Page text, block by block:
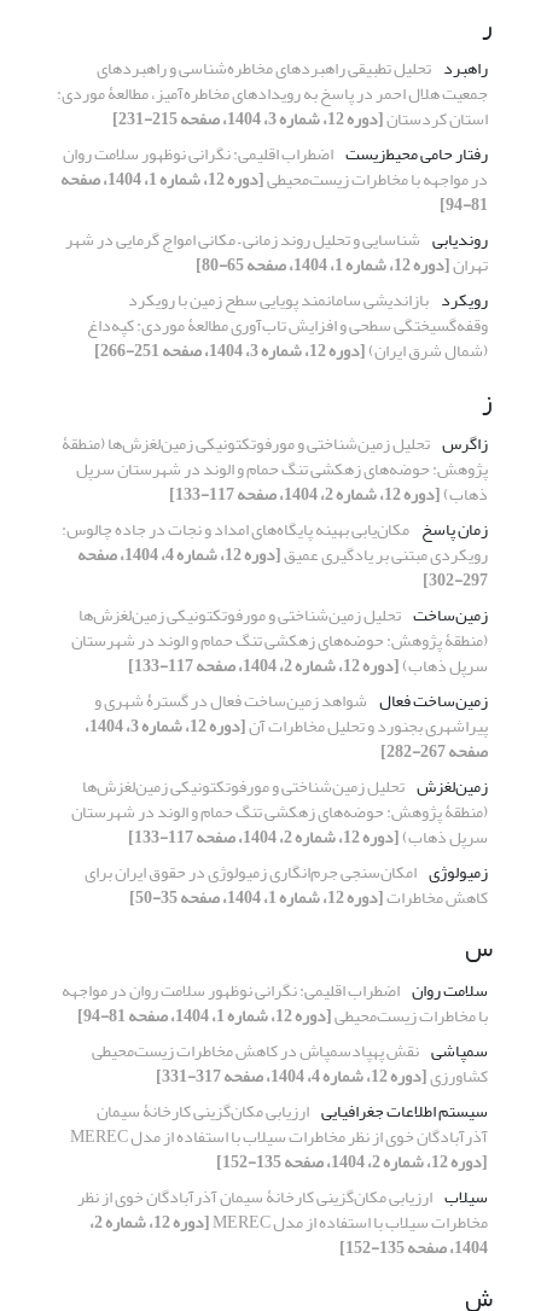
ر
راهبرد تحلیل تطبیقی راهبردهای مخاطره‌شناسی و راهبردهای
جمعیت هلال احمر در پاسخ به رویدادهای مخاطره‌آمیز، مطالعۀ موردی:
استان کردستان[دوره 12، شماره 3، 1404، صفحه 215-231]
رفتار حامی محیط‌زیست اضطراب اقلیمی: نگرانی نوظهور سلامت روان
در مواجهه با مخاطرات زیست‌محیطی [دوره 12، شماره 1، 1404، صفحه
81-94]
روندیابی شناسایی و تحلیل روند زمانی – مکانی امواج گرمایی در شهر
تهران[دوره 12، شماره 1، 1404، صفحه 65-80]
رویکرد بازاندیشی سامانمند پویایی سطح زمین با رویکرد
وقفه‌گسیختگی سطحی و افزایش تاب‌آوری مطالعۀ موردی: کپه‌داغ
(شمال شرق ایران)[دوره 12، شماره 3، 1404، صفحه 251-266]
ز
زاگرس تحلیل زمین‌شناختی و مورفوتکتونیکی زمین‌لغزش‌ها (منطقۀ
پژوهش: حوضه‌های زهکشی تنگ حمام و الوند در شهرستان سرپل
ذهاب)[دوره 12، شماره 2، 1404، صفحه 117-133]
زمان پاسخ مکان‌یابی بهینه پایگاه‌های امداد و نجات در جاده چالوس:
رویکردی مبتنی بر یادگیری عمیق [دوره 12، شماره 4، 1404، صفحه
297-302]
زمین‌ساخت تحلیل زمین‌شناختی و مورفوتکتونیکی زمین‌لغزش‌ها
(منطقۀ پژوهش: حوضه‌های زهکشی تنگ حمام و الوند در شهرستان
سرپل ذهاب)[دوره 12، شماره 2، 1404، صفحه 117-133]
زمین‌ساخت فعال شواهد زمین‌ساخت فعال در گسترۀ شهری و
پیراشهری بجنورد و تحلیل مخاطرات آن [دوره 12، شماره 3، 1404،
صفحه 267-282]
زمین‌لغزش تحلیل زمین‌شناختی و مورفوتکتونیکی زمین‌لغزش‌ها
(منطقۀ پژوهش: حوضه‌های زهکشی تنگ حمام و الوند در شهرستان
سرپل ذهاب)[دوره 12، شماره 2، 1404، صفحه 117-133]
زمیولوژی امکان‌سنجی جرم‌انگاری زمیولوژی در حقوق ایران برای
کاهش مخاطرات[دوره 12، شماره 1، 1404، صفحه 35-50]
س
سلامت روان اضطراب اقلیمی: نگرانی نوظهور سلامت روان در مواجهه
با مخاطرات زیست‌محیطی[دوره 12، شماره 1، 1404، صفحه 81-94]
سمپاشی نقش پهپادسمپاش در کاهش مخاطرات زیست‌محیطی
کشاورزی[دوره 12، شماره 4، 1404، صفحه 317-331]
سیستم اطلاعات جغرافیایی ارزیابی مکان‌گزینی کارخانۀ سیمان
آذرآبادگان خوی از نظر مخاطرات سیلاب با استفاده از مدل MEREC
[دوره 12، شماره 2، 1404، صفحه 135-152]
سیلاب ارزیابی مکان‌گزینی کارخانۀ سیمان آذرآبادگان خوی از نظر
مخاطرات سیلاب با استفاده از مدل MEREC [دوره 12، شماره 2،
1404، صفحه 135-152]
ش